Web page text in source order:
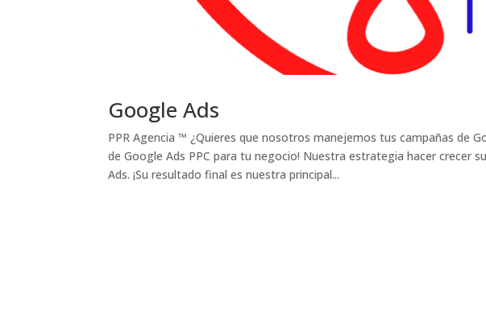
Google Ads
PPR Agencia ™ ¿Quieres que nosotros manejemos tus campañas de
de Google Ads PPC para tu negocio! Nuestra estrategia hacer crecer
Ads. ¡Su resultado final es nuestra principal...